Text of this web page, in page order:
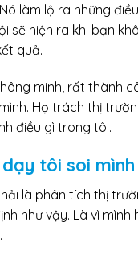
làm lộ ra những
sẽ hiện ra khi bạn
quả.
minh , rất thành
Họ trách thị
điều gì trong tôi.
tôi soi
là phân tích thị
như vậy. Là vì